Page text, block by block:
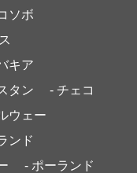
ソボ
キア
タン
- チェコ
ウェー
ンド
- ポーランド